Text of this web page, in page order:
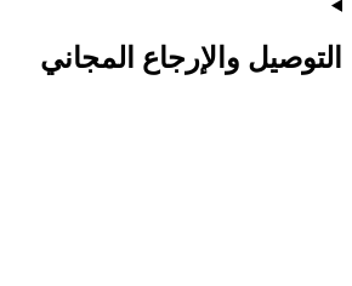
التوصيل والإرجاع المجاني